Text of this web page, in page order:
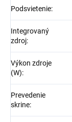
Podsvietenie:
Integrovaný
zdroj:
Výkon zdroje
(W):
Prevedenie
skrine: